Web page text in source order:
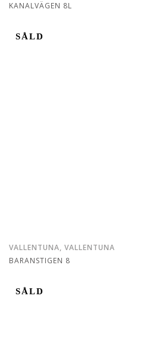
KANALVÄGEN 8L
SÅLD
VALLENTUNA, VALLENTUNA
BARANSTIGEN 8
SÅLD